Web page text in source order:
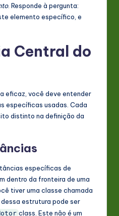
. Responde à pergunta:
elemento específico, e
Central do
eficaz, você deve entender
específicas usadas. Cada
distinto na definição da
específicas de
dentro da fronteira de uma
tiver uma classe chamada
dessa estrutura pode ser
class. Este não é um